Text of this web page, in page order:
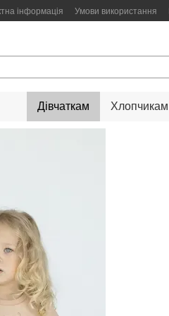
інформація Умови використання
Дівчаткам Хлопчикам